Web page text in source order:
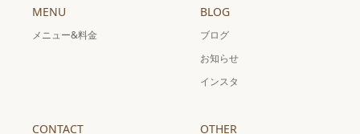
MENU
メニュー&料金
BLOG
ブログ
お知らせ
インスタ
CONTACT OTHER